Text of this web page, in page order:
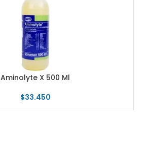
Aminolyte X 500 Ml
$33.450